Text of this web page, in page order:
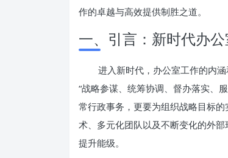
作的卓越与高效提供制胜之道。
一、引言：新时代办
进入新时代，办公室工作的内
“战略参谋、统筹协调、督办落实、
常行政事务，更要为组织战略目标
术、多元化团队以及不断变化的外
提升能级。